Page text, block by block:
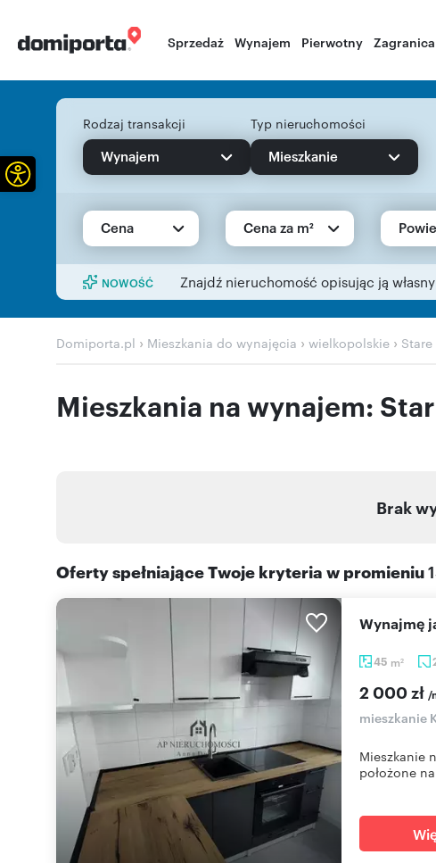
Sprzedaż Wynajem Pierwotny Zagranica
Rodzaj transakcji
Wynajem
Typ nieruchomości
Mieszkanie
Cena Cena za m²
NOWOŚĆ Znajdź nieruchomość opisując ją
Domiporta.pl › Mieszkania do wynajęcia › wielkopolskie ›
Mieszkania na wynajem:
Brak
Oferty spełniające Twoje kryteria w promieniu
45 m2
2 000 zł /
mieszkanie
Mieszkanie
położone
Otwórz pasek narzędzi